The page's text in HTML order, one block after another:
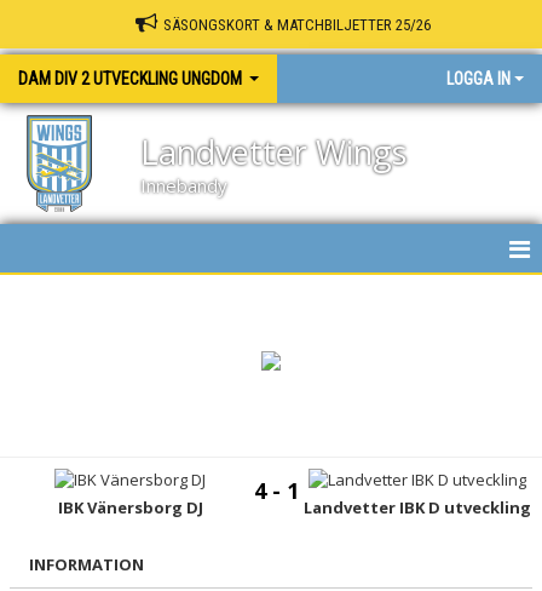
SÄSONGSKORT & MATCHBILJETTER 25/26
DAM DIV 2 UTVECKLING UNGDOM LOGGA IN
Landvetter Wings
Innebandy
TRUPPEN
BILDGALLERI
IBK Vänersborg DJ
4 - 1
Landvetter IBK D utveckling
INFORMATION